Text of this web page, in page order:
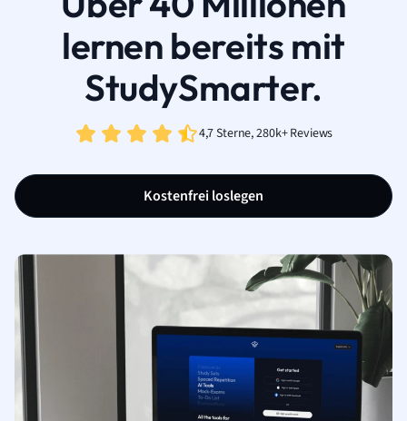
lernen bereits mit
StudySmarter.
4,7 Sterne, 280k+ Reviews
Kostenfrei loslegen